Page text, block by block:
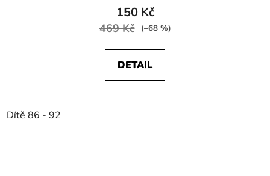
150 Kč
469 Kč (–68 %)
DETAIL
Dítě 86 - 92